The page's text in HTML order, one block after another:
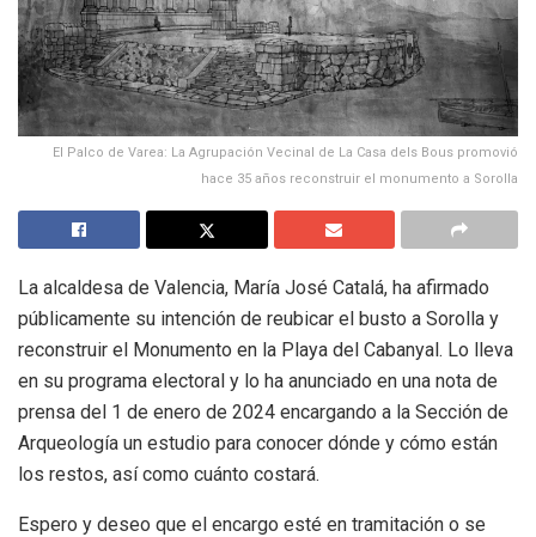
El Palco de Varea: La Agrupación Vecinal de La Casa dels Bous promovió
hace 35 años reconstruir el monumento a Sorolla
La alcaldesa de Valencia, María José Catalá, ha afirmado
públicamente su intención de reubicar el busto a Sorolla y
reconstruir el Monumento en la Playa del Cabanyal. Lo lleva
en su programa electoral y lo ha anunciado en una nota de
prensa del 1 de enero de 2024 encargando a la Sección de
Arqueología un estudio para conocer dónde y cómo están
los restos, así como cuánto costará.
Espero y deseo que el encargo esté en tramitación o se